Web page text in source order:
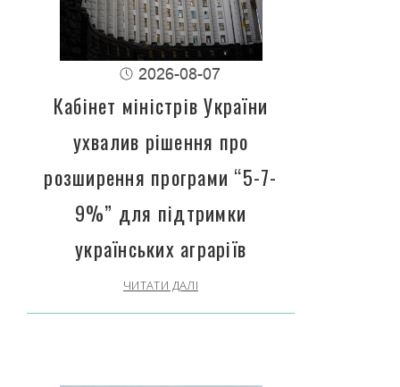
2026-08-07
Кабінет міністрів України
ухвалив рішення про
розширення програми “5-7-
9%” для підтримки
українських аграріїв
ЧИТАТИ ДАЛІ